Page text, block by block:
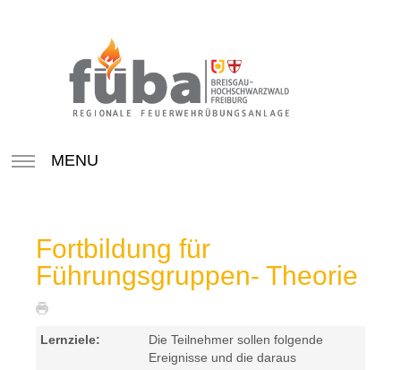
MENU
Fortbildung für
Führungsgruppen- Theorie
Lernziele:
Die Teilnehmer sollen folgende
Ereignisse und die daraus